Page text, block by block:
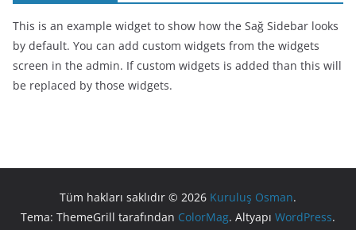
This is an example widget to show how the Sağ Sidebar looks
by default. You can add custom widgets from the widgets
screen in the admin. If custom widgets is added than this will
be replaced by those widgets.
Tüm hakları saklıdır © 2026 Kuruluş Osman.
Tema: ThemeGrill tarafından ColorMag. Altyapı WordPress.